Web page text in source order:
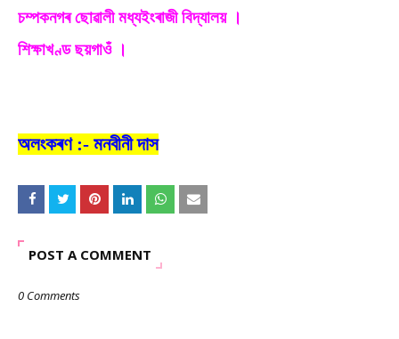
চম্পকনগৰ ছোৱালী মধ্যইংৰাজী বিদ্যালয় ।
শিক্ষাখণ্ড ছয়গাওঁ ।
অলংকৰণ :- মনবীনী দাস
POST A COMMENT
0 Comments